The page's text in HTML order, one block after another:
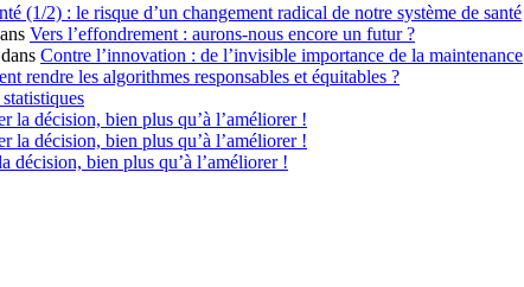
(1/2) : le risque d’un changement radical de notre système de santé
Vers l’effondrement : aurons-nous encore un futur ?
dans Contre l’innovation : de l’invisible importance de la maintenance
rendre les algorithmes responsables et équitables ?
la décision, bien plus qu’à l’améliorer !
la décision, bien plus qu’à l’améliorer !
décision, bien plus qu’à l’améliorer !